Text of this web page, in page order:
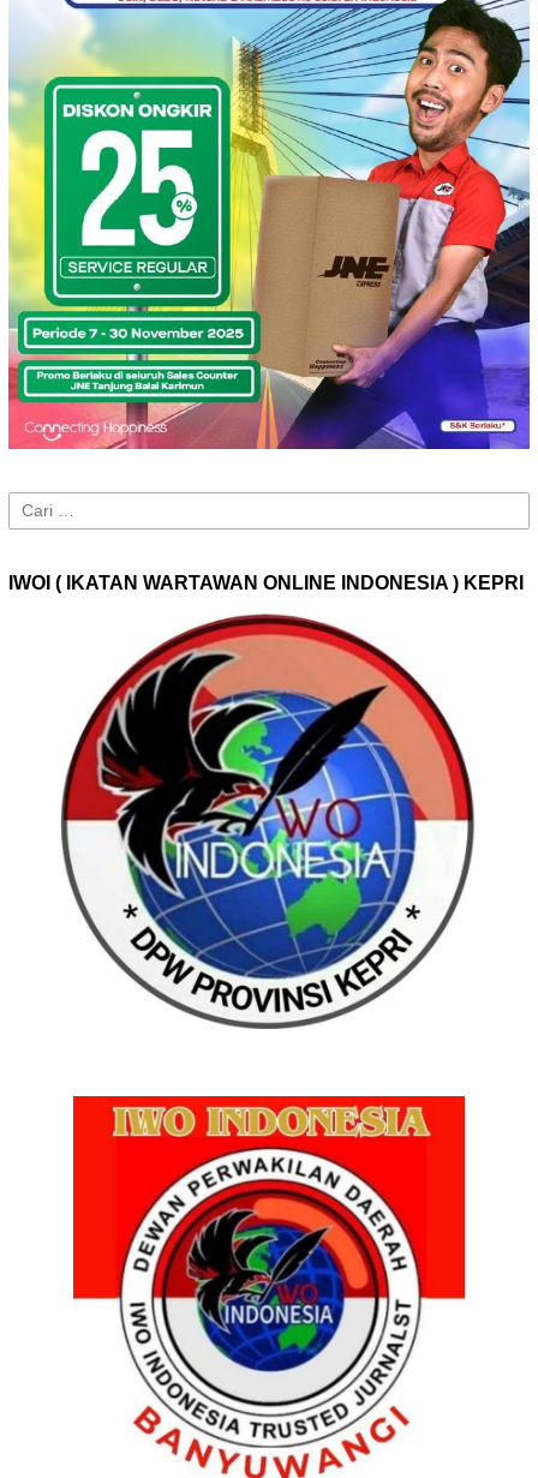
Cari
untuk:
IWOI ( IKATAN WARTAWAN ONLINE INDONESIA ) KEPRI